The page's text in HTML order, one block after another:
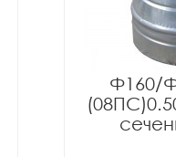
Ф160/